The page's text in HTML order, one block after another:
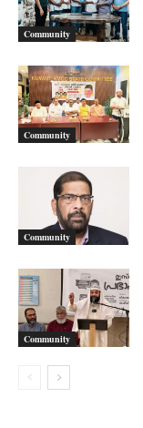
Community
Community
Community
Community